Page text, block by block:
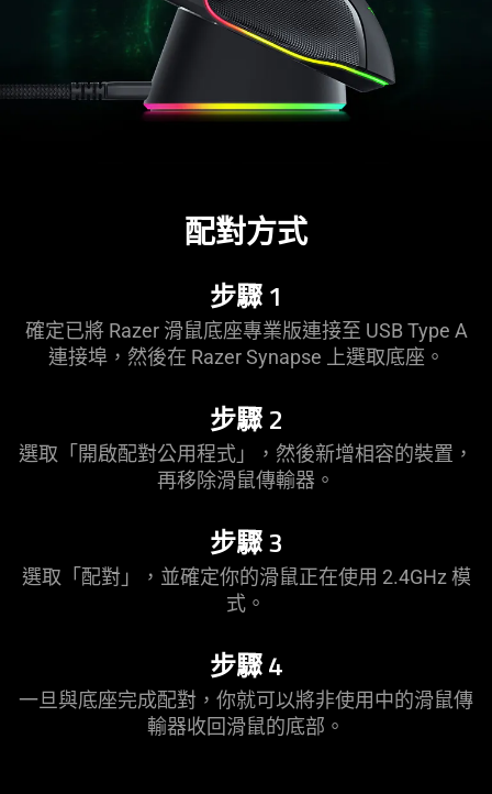
配對方式
步驟 1
確定已將 Razer 滑鼠底座專業版連接至 USB Type A
連接埠，然後在 Razer Synapse 上選取底座。
步驟 2
選取「開啟配對公用程式」，然後新增相容的裝置，
再移除滑鼠傳輸器。
步驟 3
選取「配對」，並確定你的滑鼠正在使用 2.4GHz 模
式。
步驟 4
一旦與底座完成配對，你就可以將非使用中的滑鼠傳
輸器收回滑鼠的底部。